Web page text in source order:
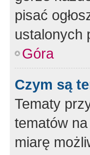
pisać
ustalonych
Góra
Czym są
Tematy
tematów
miarę